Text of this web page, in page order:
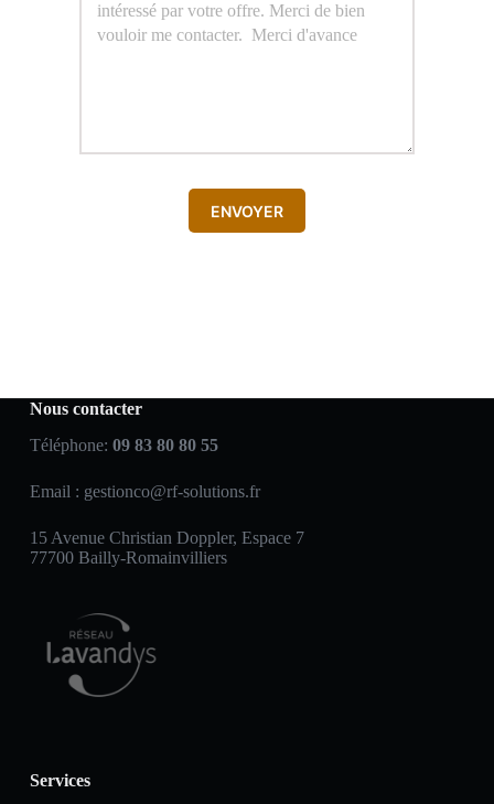
ENVOYER
Nous contacter
Téléphone: 09 83 80 80 55
Email : gestionco@rf-solutions.fr
15 Avenue Christian Doppler, Espace 7
77700 Bailly-Romainvilliers
Services